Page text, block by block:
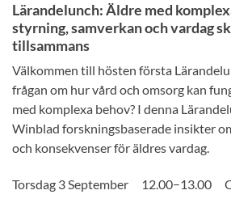
Lärandelunch: Äldre med
styrning, samverkan och vardag
tillsammans
Välkommen till hösten första
frågan om hur vård och omsorg kan
med komplexa behov? I denna
Winblad forskningsbaserade insikter
och konsekvenser för äldres vardag.
Torsdag 3 September 12.00–13.00